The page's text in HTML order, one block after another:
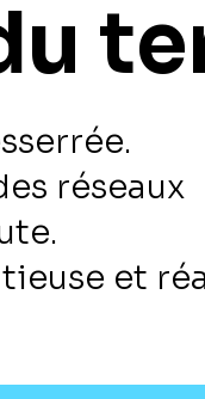
réseaux
et